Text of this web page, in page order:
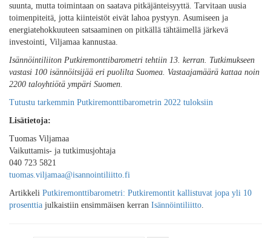
suunta, mutta toimintaan on saatava pitkäjänteisyyttä. Tarvitaan uusia
toimenpiteitä, jotta kiinteistöt eivät lahoa pystyyn. Asumiseen ja
energiatehokkuuteen satsaaminen on pitkällä tähtäimellä järkevä
investointi, Viljamaa kannustaa.
Isännöintiliiton Putkiremonttibarometri tehtiin 13. kerran. Tutkimukseen
vastasi 100 isännöitsijää eri puolilta Suomea. Vastaajamäärä kattaa noin
2200 taloyhtiötä ympäri Suomen.
Tutustu tarkemmin Putkiremonttibarometrin 2022 tuloksiin
Lisätietoja:
Tuomas Viljamaa
Vaikuttamis- ja tutkimusjohtaja
040 723 5821
tuomas.viljamaa@isannointiliitto.fi
Artikkeli Putkiremonttibarometri: Putkiremontit kallistuvat jopa yli 10
prosenttia julkaistiin ensimmäisen kerran Isännöintiliitto.